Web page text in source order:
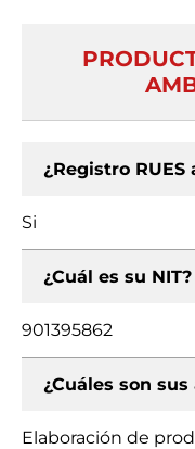
¿Registro RUES
Si
¿Cuál es su NIT?
901395862
¿Cuáles son
Elaboración de